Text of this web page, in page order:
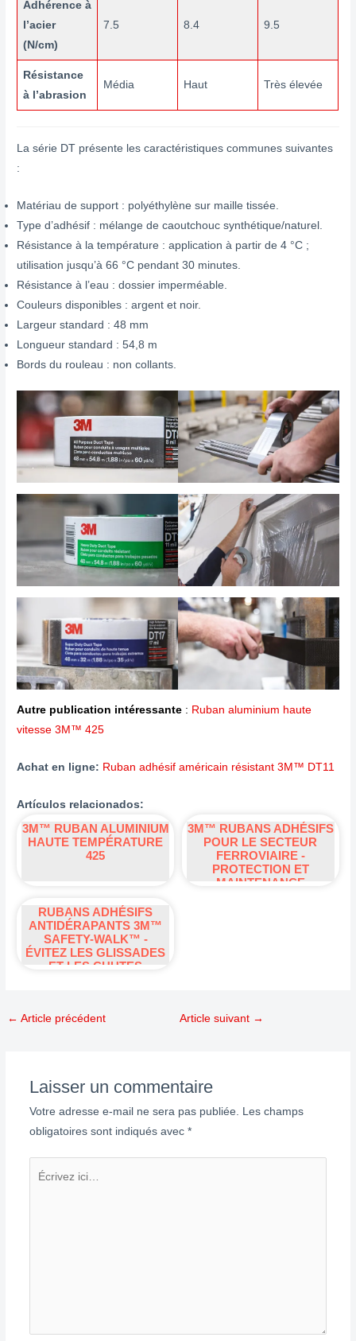
Adhérence à
l’acier
(N/cm)
7.5 8.4 9.5
Résistance
à l’abrasion
Média Haut Très élevée
La série DT présente les caractéristiques communes suivantes
:
Matériau de support : polyéthylène sur maille tissée.
Type d’adhésif : mélange de caoutchouc synthétique/naturel.
Résistance à la température : application à partir de 4 °C ;
utilisation jusqu’à 66 °C pendant 30 minutes.
Résistance à l’eau : dossier imperméable.
Couleurs disponibles : argent et noir.
Largeur standard : 48 mm
Longueur standard : 54,8 m
Bords du rouleau : non collants.
Autre publication intéressante : Ruban aluminium haute
vitesse 3M™ 425
Achat en ligne: Ruban adhésif américain résistant 3M™ DT11
Artículos relacionados:
3M™ RUBAN ALUMINIUM
HAUTE TEMPÉRATURE
425
3M™ RUBANS ADHÉSIFS
POUR LE SECTEUR
FERROVIAIRE -
PROTECTION ET
MAINTENANCE
RUBANS ADHÉSIFS
ANTIDÉRAPANTS 3M™
SAFETY-WALK™ -
ÉVITEZ LES GLISSADES
ET LES CHUTES
← Article précédent Article suivant →
Laisser un commentaire
Votre adresse e-mail ne sera pas publiée.
Les champs
obligatoires sont indiqués avec *